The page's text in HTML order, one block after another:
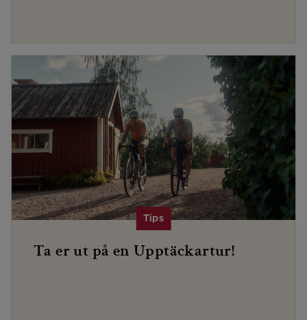
Ta er ut på en Upptäckartur!